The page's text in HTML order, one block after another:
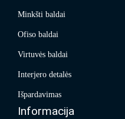
Minkšti baldai
Ofiso baldai
Virtuvės baldai
Interjero detalės
Išpardavimas
Informacija